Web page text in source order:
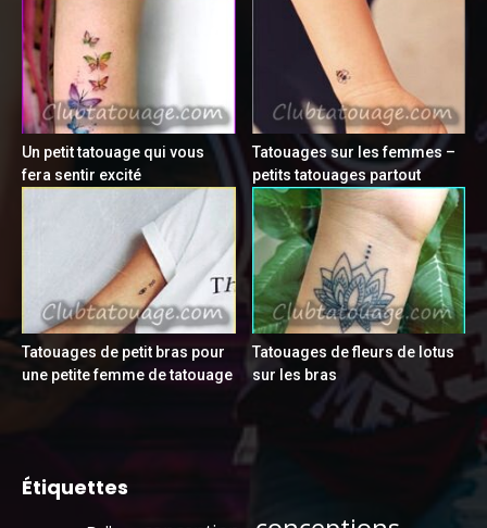
Un petit tatouage qui vous
fera sentir excité
Tatouages sur les femmes –
petits tatouages partout
Tatouages de petit bras pour
une petite femme de tatouage
Tatouages de fleurs de lotus
sur les bras
Étiquettes